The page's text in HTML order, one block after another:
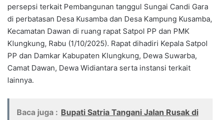
persepsi terkait Pembangunan tanggul Sungai Candi Gara
di perbatasan Desa Kusamba dan Desa Kampung Kusamba,
Kecamatan Dawan di ruang rapat Satpol PP dan PMK
Klungkung, Rabu (1/10/2025). Rapat dihadiri Kepala Satpol
PP dan Damkar Kabupaten Klungkung, Dewa Suwarba,
Camat Dawan, Dewa Widiantara serta instansi terkait
lainnya.
Baca juga : Bupati Satria Tangani Jalan Rusak di